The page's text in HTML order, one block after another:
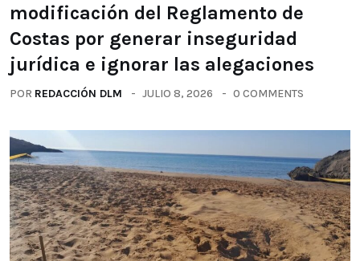
modificación del Reglamento de
Costas por generar inseguridad
jurídica e ignorar las alegaciones
POR REDACCIÓN DLM JULIO 8, 2026 0 COMMENTS